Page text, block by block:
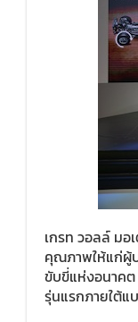
เกรท วอลล์ ม
คุณภาพให้แก่ผู้
ขับขี่แห่งอนาคต
รุ่นแรกภายใต้แ